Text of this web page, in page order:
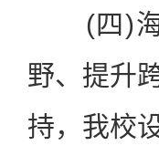
(四)海
野、提升
持，我校